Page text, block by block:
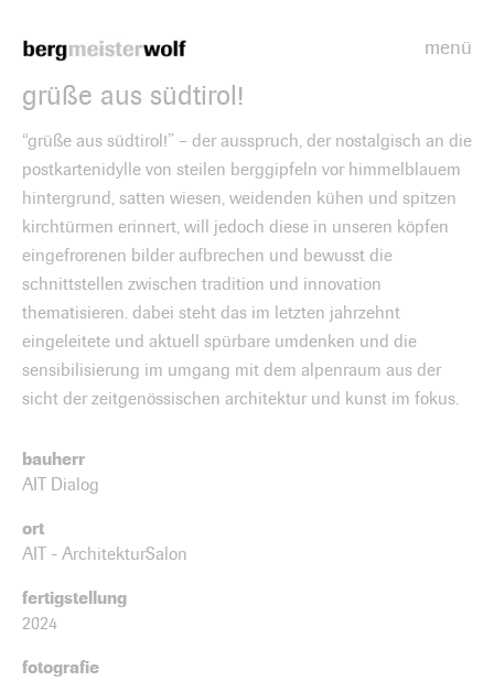
menü
grüße aus südtirol!
“grüße aus südtirol!” – der ausspruch, der nostalgisch an die
postkartenidylle von steilen berggipfeln vor himmelblauem
hintergrund, satten wiesen, weidenden kühen und spitzen
kirchtürmen erinnert, will jedoch diese in unseren köpfen
eingefrorenen bilder aufbrechen und bewusst die
schnittstellen zwischen tradition und innovation
thematisieren. dabei steht das im letzten jahrzehnt
eingeleitete und aktuell spürbare umdenken und die
sensibilisierung im umgang mit dem alpenraum aus der
sicht der zeitgenössischen architektur und kunst im fokus.
bauherr
AIT Dialog
ort
AIT - ArchitekturSalon
fertigstellung
2024
fotografie